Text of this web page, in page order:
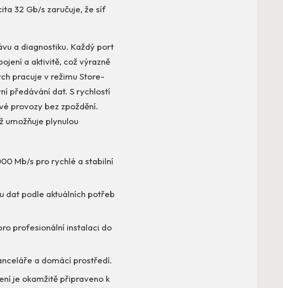
32 Gb/s zaručuje, že síť
a diagnostiku. Každý port
a aktivitě, což výrazně
pracuje v režimu Store-
předávání dat. S rychlostí
provozy bez zpoždění.
umožňuje plynulou
Mb/s pro rychlé a stabilní
dat podle aktuálních potřeb
profesionální instalaci do
a domácí prostředí.
je okamžitě připraveno k